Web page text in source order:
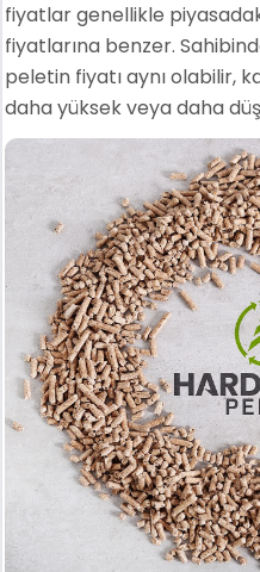
fiyatlar genellikle
fiyatlarına benzer.
peletin fiyatı aynı olabilir,
daha yüksek veya daha